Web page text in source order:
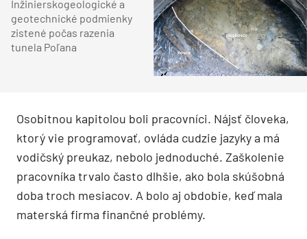
Inžinierskogeologické a
geotechnické podmienky
zistené počas razenia
tunela Poľana
Osobitnou kapitolou boli pracovníci. Nájsť človeka,
ktorý vie programovať, ovláda cudzie jazyky a má
vodičský preukaz, nebolo jednoduché. Zaškolenie
pracovníka trvalo často dlhšie, ako bola skúšobná
doba troch mesiacov. A bolo aj obdobie, keď mala
materská firma finančné problémy.